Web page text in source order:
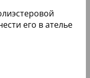
его в ателье